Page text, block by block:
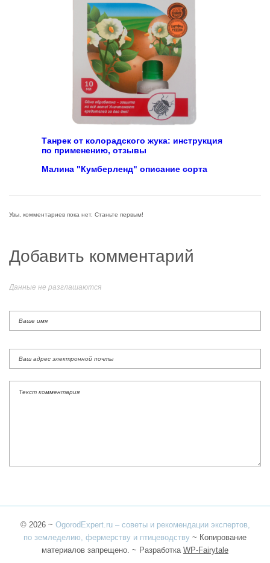
Танрек от колорадского жука: инструкция
по применению, отзывы
Малина "Кумберленд" описание сорта
Увы, комментариев пока нет. Станьте первым!
Добавить комментарий
Данные не разглашаются
© 2026~ OgorodExpert.ru – cоветы и рекомендации экспертов,
по земледелию, фермерству и птицеводству ~ Копирование
материалов запрещено. ~ Разработка WP-Fairytale